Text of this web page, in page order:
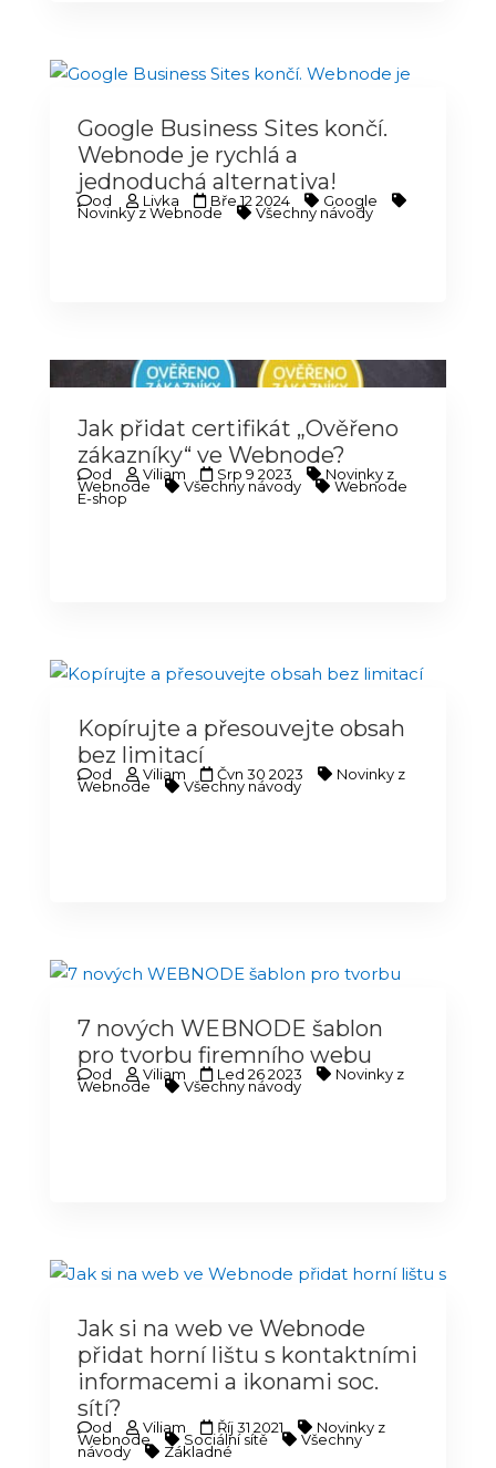
Google Business Sites končí.
Webnode je rychlá a
jednoduchá alternativa!
od Livka Bře 12 2024 Google
Novinky z Webnode Všechny návody
Jak přidat certifikát „Ověřeno
zákazníky“ ve Webnode?
od Viliam Srp 9 2023 Novinky z
Webnode Všechny návody Webnode
E-shop
Kopírujte a přesouvejte obsah
bez limitací
od Viliam Čvn 30 2023 Novinky z
Webnode Všechny návody
7 nových WEBNODE šablon
pro tvorbu firemního webu
od Viliam Led 26 2023 Novinky z
Webnode Všechny návody
Jak si na web ve Webnode
přidat horní lištu s kontaktními
informacemi a ikonami soc.
sítí?
od Viliam Říj 31 2021 Novinky z
Webnode Sociální sítě Všechny
návody Základné